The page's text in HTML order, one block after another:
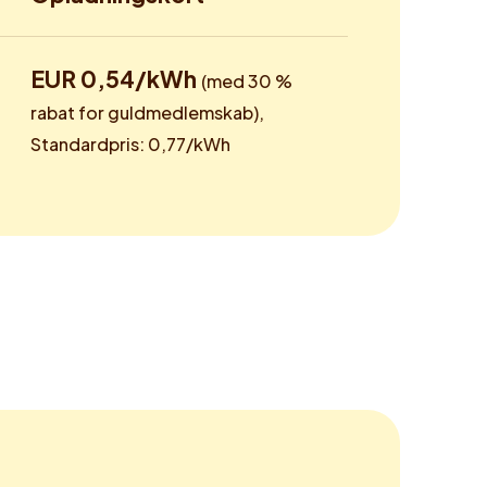
EUR 0,54/kWh (med 30 %
rabat for guldmedlemskab),
Standardpris: 0,77/kWh